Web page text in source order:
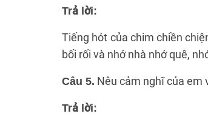
Trả lời:
Tiếng hót của chim chiền
bối rối và nhớ nhà nhớ quê,
Câu 5. Nêu cảm nghĩ của em
Trả lời: